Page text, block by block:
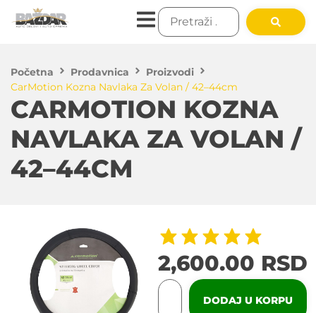
Početna Prodavnica
Proizvodi
CarMotion Kozna Navlaka Za Volan / 42–44cm
CARMOTION KOZNA
NAVLAKA ZA VOLAN /
42–44CM
2,600.00 RSD
DODAJ U KORPU